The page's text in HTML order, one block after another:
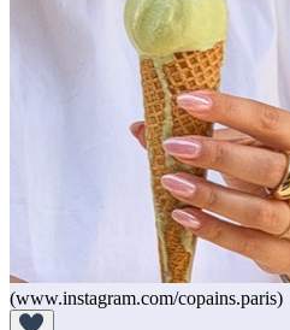
(www.instagram.com/copains.paris)